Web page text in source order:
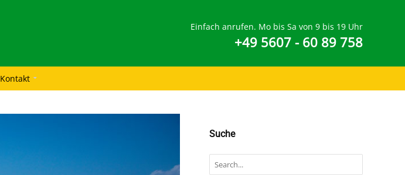
Einfach anrufen. Mo bis Sa von 9 bis 19 Uhr
+49 5607 - 60 89 758
Kontakt
Suche